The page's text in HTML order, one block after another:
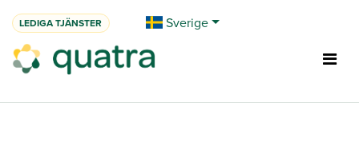
LEDIGA TJÄNSTER
Sverige